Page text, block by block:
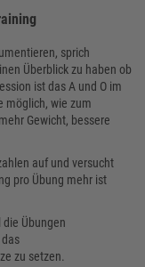
sprich
Überblick zu haben ob
ist das A und O im
möglich, wie zum
Gewicht, bessere
auf und versucht
pro Übung mehr ist
Übungen
zu setzen.